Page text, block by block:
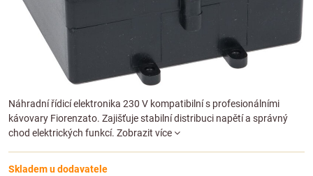
Náhradní řídicí elektronika 230 V kompatibilní s profesionálními
kávovary Fiorenzato. Zajišťuje stabilní distribuci napětí a správný
chod elektrických funkcí. Zobrazit více
Skladem u dodavatele